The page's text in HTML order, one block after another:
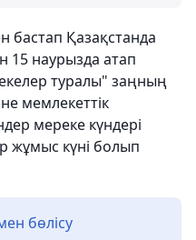
бастап Қазақстанда
15 наурызда атап
туралы" заңның
мемлекеттік
мереке күндері
жұмыс күні болып
бөлісу